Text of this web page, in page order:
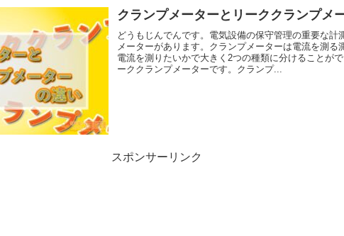
クランプメーターとリーククランプメ
どうもじんでんです。電気設備の保守管理の重要な計
メーターがあります。クランプメーターは電流を測る
電流を測りたいかで大きく2つの種類に分けることが
ーククランプメーターです。クランプ...
スポンサーリンク